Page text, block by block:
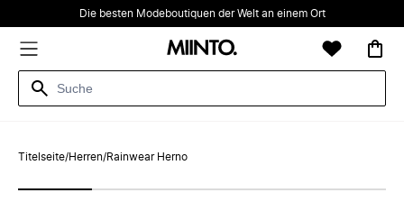
Die besten Modeboutiquen der Welt an einem Ort
Titelseite/Herren/Rainwear Herno